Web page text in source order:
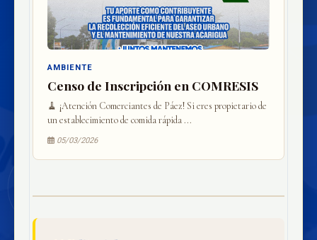
AMBIENTE
Censo de Inscripción en COMRESIS
🧹 ¡Atención Comerciantes de Páez! Si eres propietario de
un establecimiento de comida rápida ...
05/03/2026